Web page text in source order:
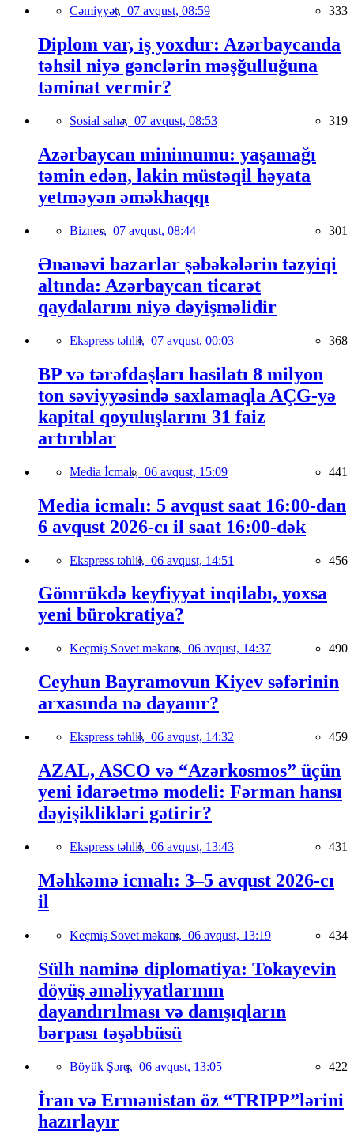
Cəmiyyət, 07 avqust, 08:59 333
Diplom var, iş yoxdur: Azərbaycanda
təhsil niyə gənclərin məşğulluğuna
təminat vermir?
Sosial sahə, 07 avqust, 08:53 319
Azərbaycan minimumu: yaşamağı
təmin edən, lakin müstəqil həyata
yetməyən əməkhaqqı
Biznes, 07 avqust, 08:44 301
Ənənəvi bazarlar şəbəkələrin təzyiqi
altında: Azərbaycan ticarət
qaydalarını niyə dəyişməlidir
Ekspress təhlil, 07 avqust, 00:03 368
BP və tərəfdaşları hasilatı 8 milyon
ton səviyyəsində saxlamaqla AÇG-yə
kapital qoyuluşlarını 31 faiz
artırıblar
Media İcmalı, 06 avqust, 15:09 441
Media icmalı: 5 avqust saat 16:00-dan
6 avqust 2026-cı il saat 16:00-dək
Ekspress təhlil, 06 avqust, 14:51 456
Gömrükdə keyfiyyət inqilabı, yoxsa
yeni bürokratiya?
Keçmiş Sovet məkanı, 06 avqust, 14:37 490
Ceyhun Bayramovun Kiyev səfərinin
arxasında nə dayanır?
Ekspress təhlil, 06 avqust, 14:32 459
AZAL, ASCO və “Azərkosmos” üçün
yeni idarəetmə modeli: Fərman hansı
dəyişiklikləri gətirir?
Ekspress təhlil, 06 avqust, 13:43 431
Məhkəmə icmalı: 3–5 avqust 2026-cı
il
Keçmiş Sovet məkanı, 06 avqust, 13:19 434
Sülh naminə diplomatiya: Tokayevin
döyüş əməliyyatlarının
dayandırılması və danışıqların
bərpası təşəbbüsü
Böyük Şərq, 06 avqust, 13:05 422
İran və Ermənistan öz “TRIPP”lərini
hazırlayır